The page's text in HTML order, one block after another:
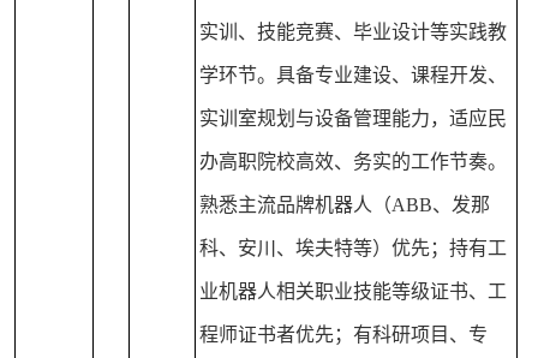
实训、技能竞赛、毕业设计等实践教
学环节。具备专业建设、课程开发、
实训室规划与设备管理能力，适应民
办高职院校高效、务实的工作节奏。
熟悉主流品牌机器人（ABB、发那
科、安川、埃夫特等）优先；持有工
业机器人相关职业技能等级证书、工
程师证书者优先；有科研项目、专